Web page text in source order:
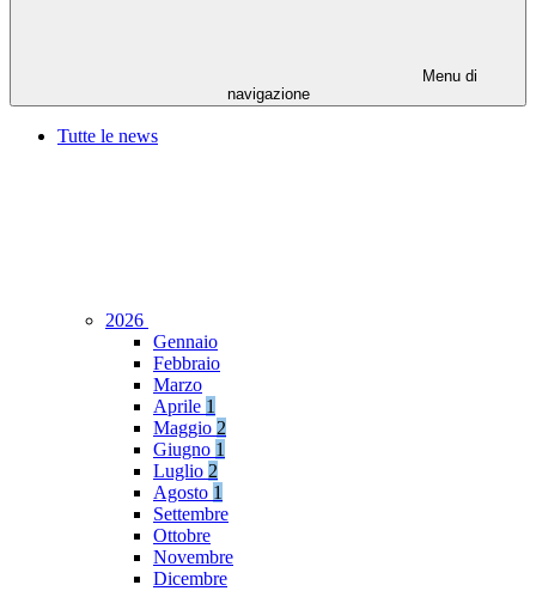
Menu di
navigazione
Tutte le news
2026
Gennaio
Febbraio
Marzo
Aprile 1
Maggio 2
Giugno 1
Luglio 2
Agosto 1
Settembre
Ottobre
Novembre
Dicembre